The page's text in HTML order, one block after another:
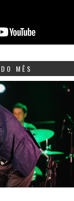
MÊS